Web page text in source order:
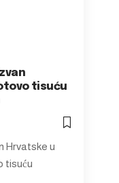
tisuću
Hrvatske u
tisuću